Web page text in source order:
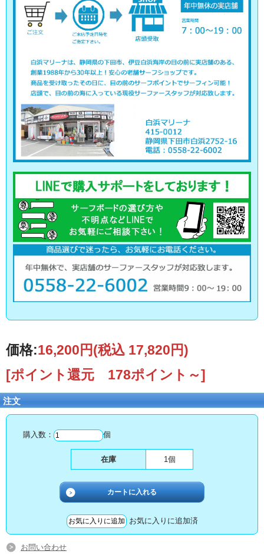
価格:16,200円(税込 17,820円)
[ポイント還元 178ポイント～]
注文
購入数： 個
在庫 1個
お気に入りに追加済
お問い合わせ